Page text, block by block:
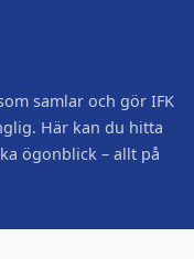
samlar och gör IFK
Här kan du hitta
ögonblick – allt på